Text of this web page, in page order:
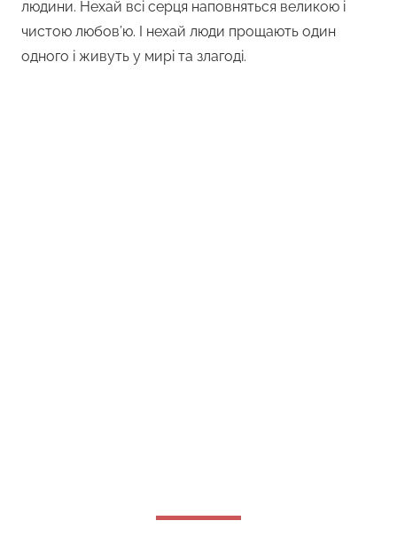
людини. Нехай всі серця наповняться великою і
чистою любов’ю. І нехай люди прощають один
одного і живуть у мирі та злагоді.